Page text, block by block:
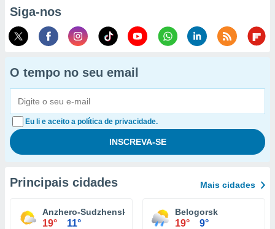
Siga-nos
O tempo no seu email
Eu li e aceito a política de privacidade.
Principais cidades Mais cidades
Anzhero-Sudzhensk
19° 11°
Belogorsk
19° 9°